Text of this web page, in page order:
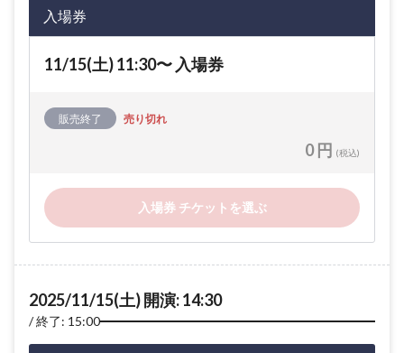
入場券
11/15(土) 11:30〜 入場券
販売終了 売り切れ
0 円 (税込)
入場券 チケットを選ぶ
2025/11/15(土) 開演: 14:30
終了: 15:00